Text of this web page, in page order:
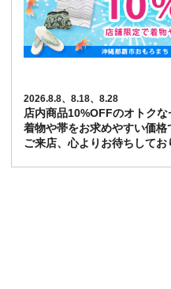
2026.8.8、8.18、8.28
店内商品10%OFFのオトクな
着物や帯をお求めやすい価格
ご来店、心よりお待ちしてお